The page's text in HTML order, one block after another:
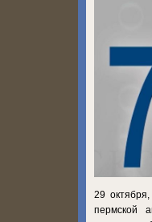
29
пермской